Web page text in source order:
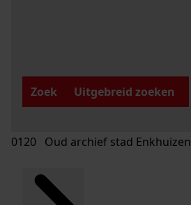
Zoek
Uitgebreid zoeken
0120 Oud archief stad Enkhuizen